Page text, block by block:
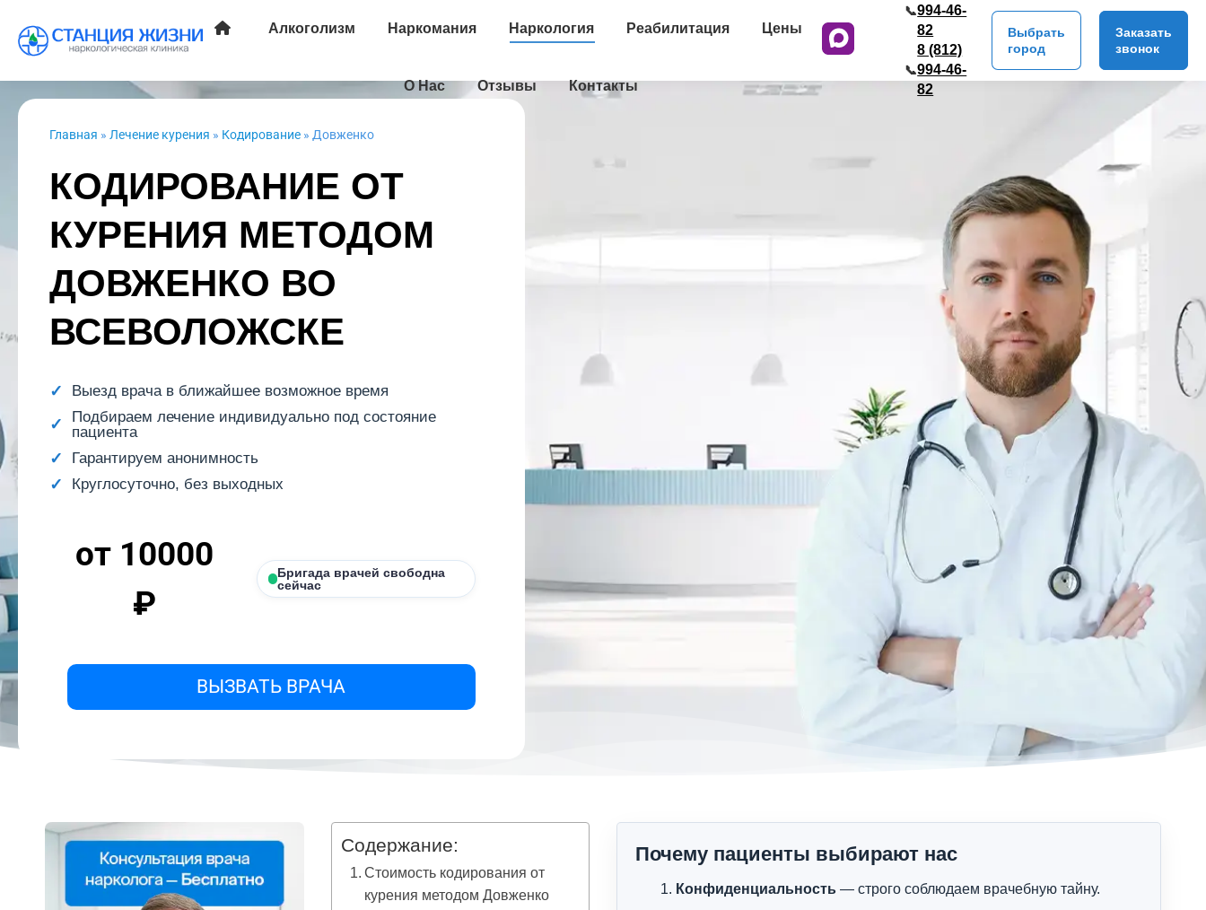
Алкоголизм Наркомания Наркология Реабилитация Цены
О Нас Отзывы Контакты
📞994-46-
82
📞
8 (812)
994-46-
82
Выбрать
город
Заказать
звонок
Главная » Лечение курения » Кодирование » Довженко
КОДИРОВАНИЕ ОТ
КУРЕНИЯ МЕТОДОМ
ДОВЖЕНКО ВО
ВСЕВОЛОЖСКЕ
Выезд врача в ближайшее возможное время
Подбираем лечение индивидуально под состояние
пациента
Гарантируем анонимность
Круглосуточно, без выходных
от 10000
₽
Бригада врачей свободна
сейчас
ВЫЗВАТЬ ВРАЧА
Содержание:
Стоимость кодирования от
курения методом Довженко
Почему пациенты выбирают нас
Конфиденциальность— строго соблюдаем врачебную тайну.